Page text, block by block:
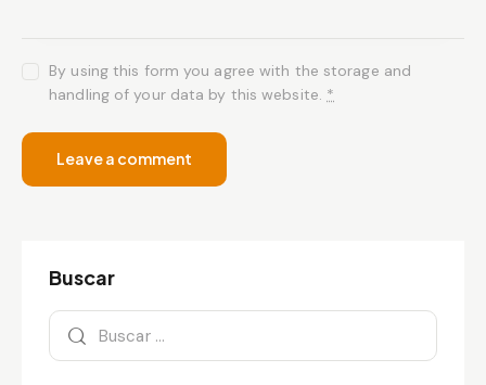
By using this form you agree with the storage and
handling of your data by this website. *
Buscar